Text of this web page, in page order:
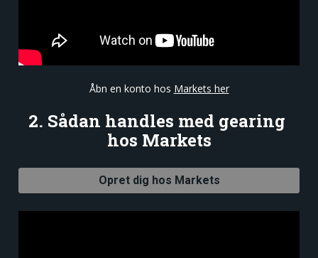
Åbn en konto hos Markets her
2. Sådan handles med gearing
hos Markets
Opret dig hos Markets